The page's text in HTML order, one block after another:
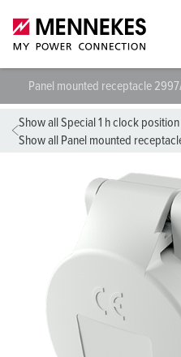
Panel mounted receptacle
Show all Special 1 h clock position
Show all Panel mounted